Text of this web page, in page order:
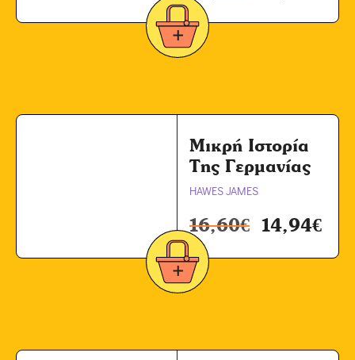
Μικρή Ιστορία
Της Γερμανίας
HAWES JAMES
16,60€ 14,94€